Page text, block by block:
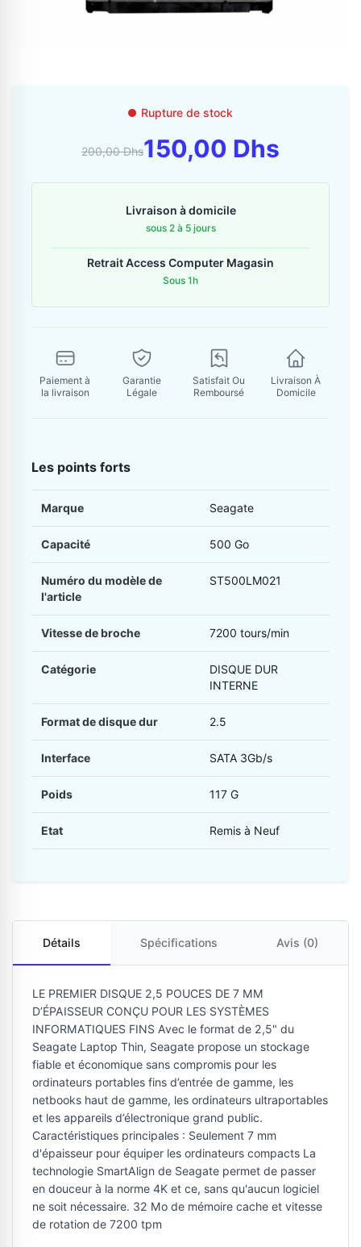
06 36 88 27 81
Envoyer un message
Rupture de stock
200,00 Dhs150,00 Dhs
Livraison à domicile
sous 2 à 5 jours
Retrait Access Computer Magasin
Sous 1h
Paiement à
la livraison
Garantie
Légale
Satisfait Ou
Remboursé
Livraison À
Domicile
Les points forts
Marque Seagate
Capacité 500 Go
Numéro du modèle de
l'article
ST500LM021
Vitesse de broche 7200 tours/min
Catégorie
DISQUE DUR
INTERNE
Format de disque dur 2.5
Interface SATA 3Gb/s
Poids 117 G
Etat Remis à Neuf
Détails Spécifications Avis (0)
LE PREMIER DISQUE 2,5 POUCES DE 7 MM
D’ÉPAISSEUR CONÇU POUR LES SYSTÈMES
INFORMATIQUES FINS Avec le format de 2,5" du
Seagate Laptop Thin, Seagate propose un stockage
fiable et économique sans compromis pour les
ordinateurs portables fins d’entrée de gamme, les
netbooks haut de gamme, les ordinateurs ultraportables
et les appareils d’électronique grand public.
Caractéristiques principales : Seulement 7 mm
d'épaisseur pour équiper les ordinateurs compacts La
technologie SmartAlign de Seagate permet de passer
en douceur à la norme 4K et ce, sans qu'aucun logiciel
ne soit nécessaire. 32 Mo de mémoire cache et vitesse
de rotation de 7200 tpm